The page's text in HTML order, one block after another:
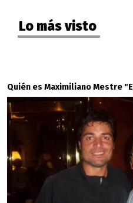
Lo más visto
Quién es Maximiliano Mestre